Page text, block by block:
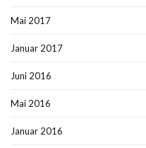
Mai 2017
Januar 2017
Juni 2016
Mai 2016
Januar 2016